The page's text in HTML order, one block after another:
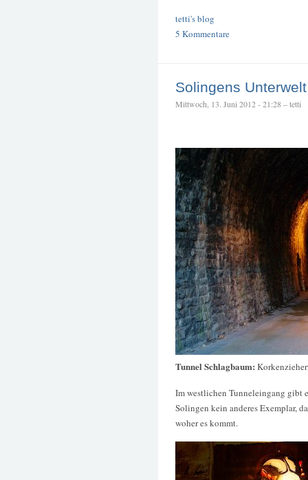
tetti's blog
5 Kommentare
Solingens Unterwelt
Mittwoch, 13. Juni 2012 - 21:28 – tetti
Tunnel Schlagbaum:
Im westlichen Tunneleingang gibt
Solingen kein anderes Exemplar,
woher es kommt.